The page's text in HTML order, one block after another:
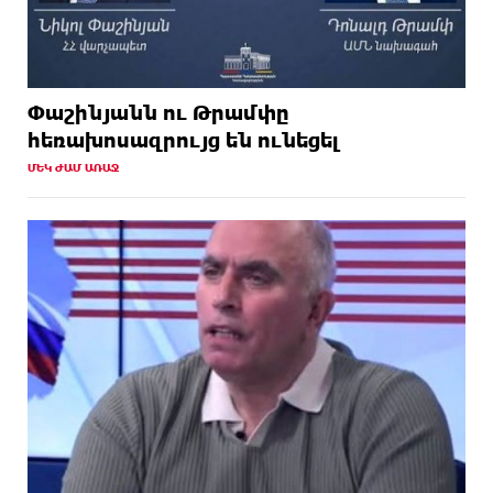
Արեգ Սավգուլյան
ԱՌԱՋ
«ՀայաՔվեի» տարածքային գրասենյակները
շարունակում են կահավորվել Ավետիք Չալաբյանի
ազատ արձակումը պահանջող պաստառներով
ԱՌԱՋ
համատեղում են արևային վահանակները
8 ԺԱՄ
ԱՌԱՋ
Սաուդյան Արաբիան, Թուրքիան և Պակիստանը
համատեղ պաշտպանության մասին
համաձայնագիր են կնքել. Արտակ Զաքարյան
9 ԺԱՄ
ԱՌԱՋ
Սլովակիայի նախկին ղեկավարները պահանջում
են, որ Նիկոլ Փաշինյանը դադարեցնի Հայ
Առաքելական Եկեղեցու նկատմամբ քաղաքական
հետապնդումները և ճնշումները
ԱՌԱՋ
Բանկային գաղտնիքի ապօրինի արտահոսք,
մերժված վարույթներ և լռող բանկեր.
ահազանգում է գործարարը
Փաշինյանն ու Թրամփը
հեռախոսազրույց են ունեցել
ՄԵԿ ԺԱՄ ԱՌԱՋ